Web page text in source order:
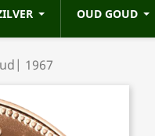
OUD GOUD
1967